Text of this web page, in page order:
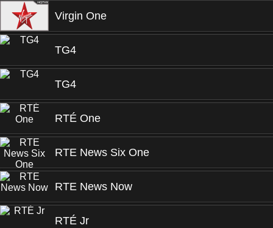
Virgin One
TG4
TG4
RTÉ One
RTE News Six One
RTE News Now
RTÉ Jr